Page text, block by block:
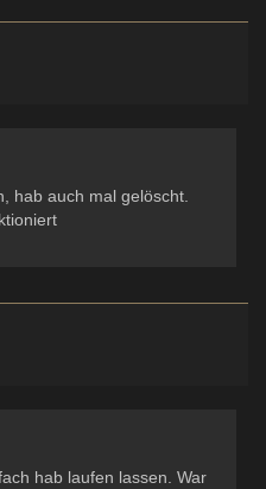
hab auch mal gelöscht.
hab laufen lassen. War